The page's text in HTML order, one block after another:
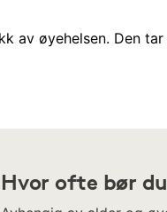
av øyehelsen. Den
Hvor ofte bør